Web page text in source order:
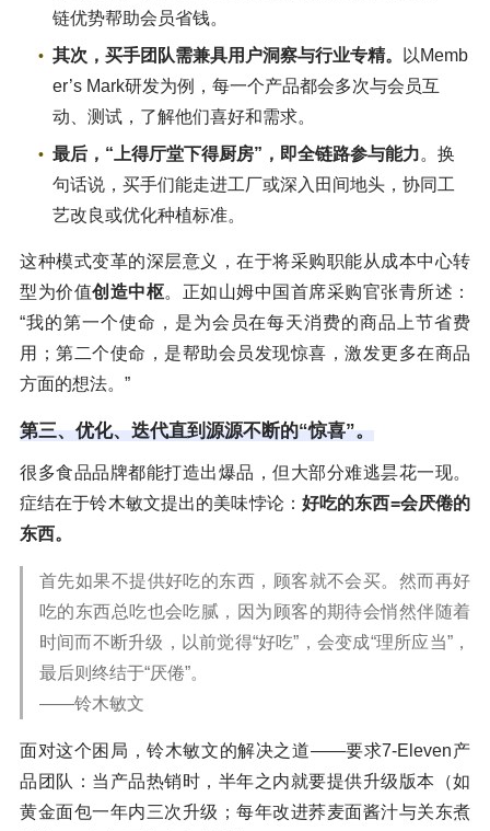
链优势帮助会员省钱。
其次，买手团队需兼具用户洞察与行业专精。
以Memb
er’s Mark研发为例，每一个产品都会多次与会员互
动、测试，了解他们喜好和需求。
最后，“上得厅堂下得厨房”，即全链路参与能力。换
句话说，买手们能走进工厂或深入田间地头，协同工
艺改良或优化种植标准。
这种模式变革的深层意义，在于将采购职能从成本中心转
型为价值创造中枢。正如山姆中国首席采购官张青所述：
“我的第一个使命，是为会员在每天消费的商品上节省费
用；第二个使命，是帮助会员发现惊喜，激发更多在商品
方面的想法。”
第三、优化、迭代直到源源不断的“惊喜”。
很多食品品牌都能打造出爆品，但大部分难逃昙花一现。
症结在于铃木敏文提出的美味悖论： 好吃的东西=会厌倦的
东西。
首先如果不提供好吃的东西，顾客就不会买。然而再好
吃的东西总吃也会吃腻，因为顾客的期待会悄然伴随着
时间而不断升级，以前觉得“好吃”，会变成“理所应当”，
最后则终结于“厌倦”。
——铃木敏文
面对这个困局，铃木敏文的解决之道——要求7-Eleven产
品团队：当产品热销时，半年之内就要提供升级版本（如
黄金面包一年内三次升级；每年改进荞麦面酱汁与关东煮